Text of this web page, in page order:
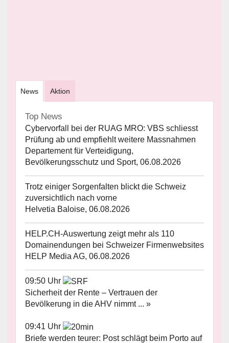
News Aktion
Top News
Cybervorfall bei der RUAG MRO: VBS schliesst
Prüfung ab und empfiehlt weitere Massnahmen
Departement für Verteidigung,
Bevölkerungsschutz und Sport, 06.08.2026
Trotz einiger Sorgenfalten blickt die Schweiz
zuversichtlich nach vorne
Helvetia Baloise, 06.08.2026
HELP.CH-Auswertung zeigt mehr als 110
Domainendungen bei Schweizer Firmenwebsites
HELP Media AG, 06.08.2026
09:50 Uhr
Sicherheit der Rente – Vertrauen der
Bevölkerung in die AHV nimmt ... »
09:41 Uhr
Briefe werden teurer: Post schlägt beim Porto auf